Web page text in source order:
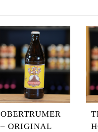
OBERTRUMER
– ORIGINAL